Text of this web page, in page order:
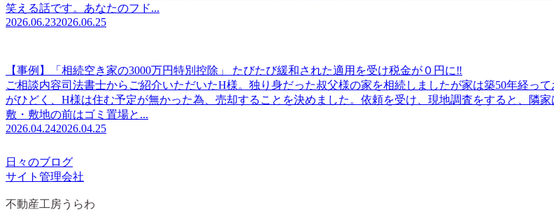
笑える話です。あなたのフド...
2026.06.232026.06.25
【事例】「相続空き家の3000万円特別控除」 たびたび緩和された適用を受け税金が０円に‼
ご相談内容司法書士からご紹介いただいたH様。独り身だった叔父様の家を相続しましたが家は築50年経って
がひどく、H様は住む予定が無かった為、売却することを決めました。依頼を受け、現地調査をすると、隣家
敷・敷地の前はゴミ置場と...
2026.04.242026.04.25
日々のブログ
サイト管理会社
不動産工房うらわ